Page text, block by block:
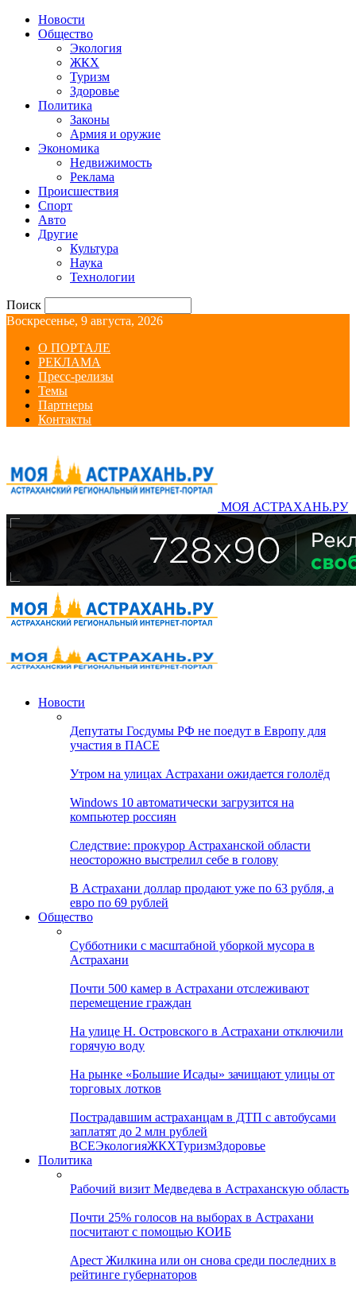
Новости
Общество
Экология
ЖКХ
Туризм
Здоровье
Политика
Законы
Армия и оружие
Экономика
Недвижимость
Реклама
Происшествия
Спорт
Авто
Другие
Культура
Наука
Технологии
Поиск
Воскресенье, 9 августа, 2026
О ПОРТАЛЕ
РЕКЛАМА
Пресс-релизы
Темы
Партнеры
Контакты
МОЯ АСТРАХАНЬ.РУ
Новости
Депутаты Госдумы РФ не поедут в Европу для
участия в ПАСЕ
Утром на улицах Астрахани ожидается гололёд
Windows 10 автоматически загрузится на
компьютер россиян
Следствие: прокурор Астраханской области
неосторожно выстрелил себе в голову
В Астрахани доллар продают уже по 63 рубля, а
евро по 69 рублей
Общество
Субботники с масштабной уборкой мусора в
Астрахани
Почти 500 камер в Астрахани отслеживают
перемещение граждан
На улице Н. Островского в Астрахани отключили
горячую воду
На рынке «Большие Исады» зачищают улицы от
торговых лотков
Пострадавшим астраханцам в ДТП с автобусами
заплатят до 2 млн рублей
ВСЕЭкологияЖКХТуризмЗдоровье
Политика
Рабочий визит Медведева в Астраханскую область
Почти 25% голосов на выборах в Астрахани
посчитают с помощью КОИБ
Арест Жилкина или он снова среди последних в
рейтинге губернаторов